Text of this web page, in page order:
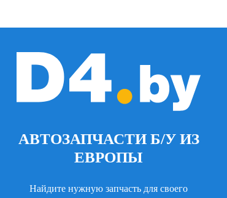
АВТОЗАПЧАСТИ Б/У ИЗ
ЕВРОПЫ
Найдите нужную запчасть для своего